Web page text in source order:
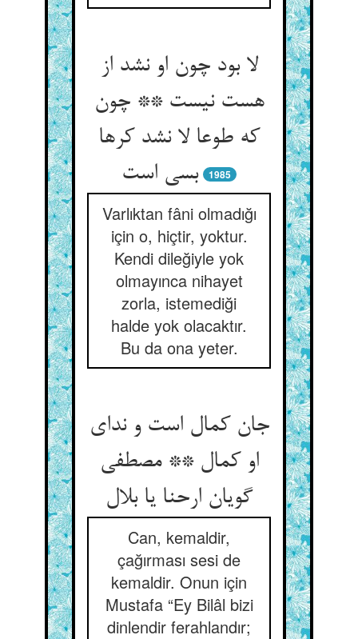
لا بود چون او نشد از
هست نیست ** چون
که طوعا لا نشد کرها
1985
Varlıktan fâni olmadığı
için o, hiçtir, yoktur.
Kendi dileğiyle yok
olmayınca nihayet
zorla, istemediği
halde yok olacaktır.
Bu da ona yeter.
جان کمال است و ندای
او کمال ** مصطفی
Can, kemaldir,
çağırması sesi de
kemaldir. Onun için
Mustafa “Ey Bilâl bizi
dinlendir ferahlandır;